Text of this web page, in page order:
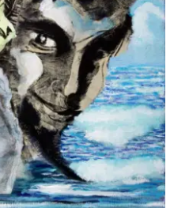
Laurent – Faune